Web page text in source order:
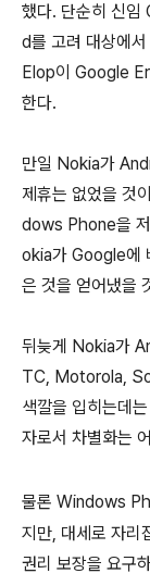
했다. 단순히 신
d를 고려 대상에
Elop이 Google
한다.
만일 Nokia가
제휴는 없었을 것
dows Phone을 저
okia가 Google에
은 것을 얻어냈을
뒤늦게 Nokia가
TC, Motorola,
색깔을 입히는데
자로서 차별화는
물론 Windows
지만, 대세로 자리
권리 보장을 요구